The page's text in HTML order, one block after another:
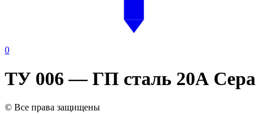
0
ТУ 006 — ГП сталь 20А Сера
© Все права защищены